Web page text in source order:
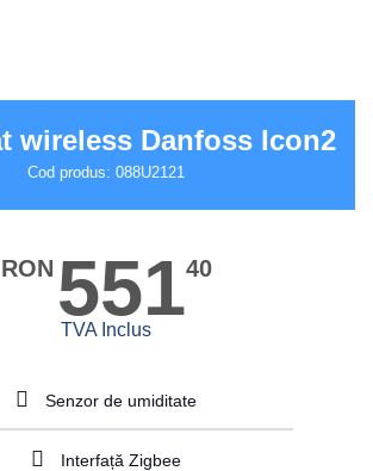
wireless Danfoss Icon2
Cod produs: 088U2121
RON 55140
TVA Inclus
Senzor de umiditate
Interfață Zigbee